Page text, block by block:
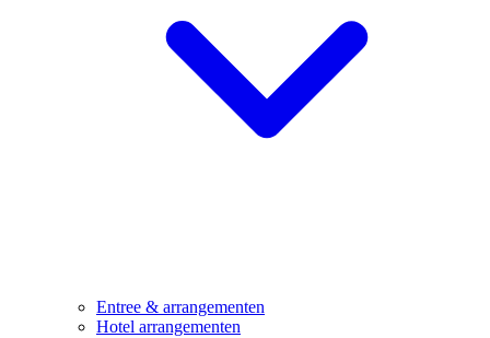
Entree & arrangementen
Hotel arrangementen